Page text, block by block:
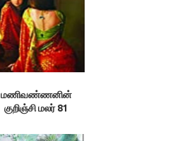
மணிவண்ணனின்
குறிஞ்சி மலர் 81